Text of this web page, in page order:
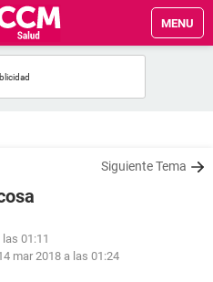
MENU
Siguiente Tema
01:11
mar 2018 a las 01:24